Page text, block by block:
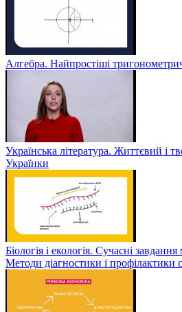
Алгебра. Найпростіші
Українська література. Життєвий і
Українки
Біологія і екологія. Сучасні
Методи діагностики і профілактики